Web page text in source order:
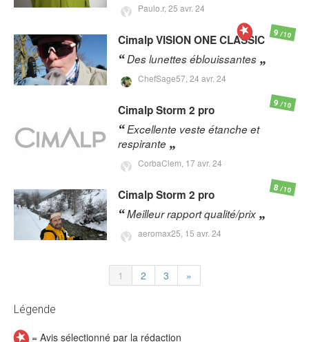
Paulo.r, 25 avr. 24
CimalpVISION ONE CLASSIC
Des lunettes éblouissantes
ChefSage57, 24 avr. 24
9/10
CimalpStorm 2 pro
Excellente veste étanche et
respirante
CorbaClem, 17 avr. 24
9/10
CimalpStorm 2 pro
Meilleur rapport qualité/prix
aeromax25, 15 avr. 24
8/10
1 2 3 »
Légende
= Avis sélectionné par la rédaction